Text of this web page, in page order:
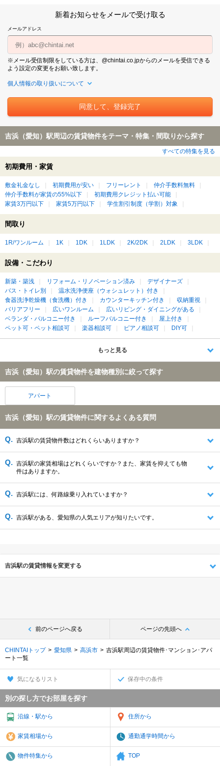
新着お知らせをメールで受け取る
メールアドレス
※メール受信制限をしている方は、@chintai.co.jpからのメールを受信できる
よう設定の変更をお願い致します。
個人情報の取り扱いについて
吉浜（愛知）駅周辺の賃貸物件をテーマ・特集・間取りから探す
すべての特集を見る
初期費用・家賃
敷金礼金なし 初期費用が安い フリーレント
仲介手数料無料
仲介手数料が家賃の55%以下
初期費用クレジット払い可能
家賃3万円以下
家賃5万円以下 学生割引制度（学割）対象
間取り
1R/ワンルーム 1K 1DK 1LDK 2K/2DK 2LDK 3LDK
設備・こだわり
新築・築浅 リフォーム・リノベーション済み
デザイナーズ
バス・トイレ別
温水洗浄便座（ウォシュレット）付き
食器洗浄乾燥機（食洗機）付き
カウンターキッチン付き
収納重視
バリアフリー
広いワンルーム
広いリビング・ダイニングがある
ベランダ・バルコニー付き
ルーフバルコニー付き
屋上付き
ペット可・ペット相談可
楽器相談可 ピアノ相談可 DIY可
もっと見る
吉浜（愛知）駅の賃貸物件を建物種別に絞って探す
アパート
吉浜（愛知）駅の賃貸物件に関するよくある質問
吉浜駅の賃貸物件数はどれくらいありますか？
吉浜駅の家賃相場はどれくらいですか？また、家賃を抑えても物
件はありますか。
吉浜駅には、何路線乗り入れていますか？
吉浜駅がある、愛知県の人気エリアが知りたいです。
吉浜駅の賃貸情報を変更する
前のページへ戻る ページの先頭へ
CHINTAIトップ 愛知県 高浜市
吉浜駅周辺の賃貸物件･マンション･アパ
ート一覧
気になるリスト 保存中の条件
別の探し方でお部屋を探す
沿線・駅から 住所から
家賃相場から 通勤通学時間から
物件特集から TOP